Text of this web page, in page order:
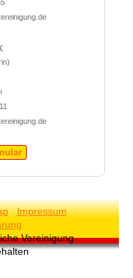
Impressum
Vereinigung